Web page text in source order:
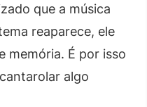
que a música
reaparece, ele
memória. É por isso
algo